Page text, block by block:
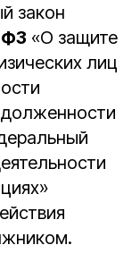
закон
«О защите
лиц